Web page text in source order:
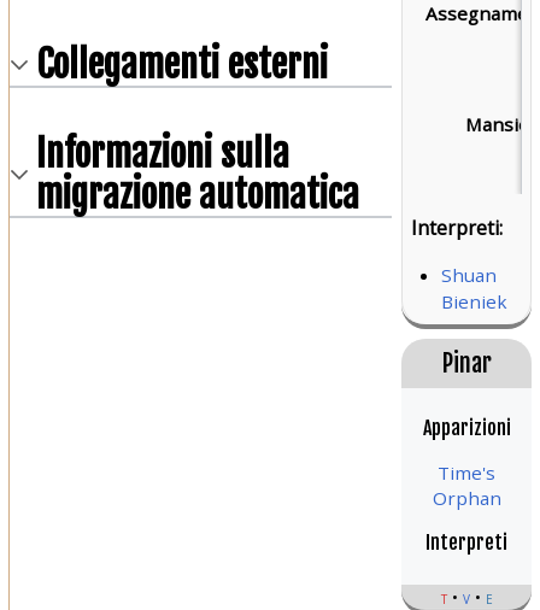
Interpreti:
Shuan
Bieniek
Pinar
Apparizioni
Time's
Orphan
Interpreti
t v e
Collegamenti esterni
Informazioni sulla
migrazione automatica